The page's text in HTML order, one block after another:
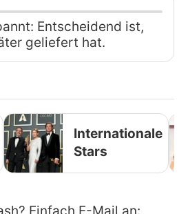
Entscheidend ist,
geliefert hat.
Internationale
Stars